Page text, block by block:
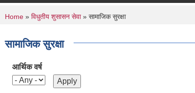
You are here
Home » विधुतीय शुसासन सेवा» सामाजिक सुरक्षा
सामाजिक सुरक्षा
आर्थिक वर्ष